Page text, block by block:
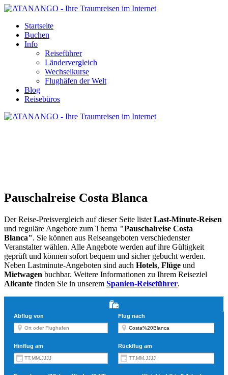
Startseite
Buchen
Info
Reiseführer
Ländervergleich
Wechselkurse
Flughäfen der Welt
Blog
Reisebüros
Pauschalreise Costa Blanca
Der Reise-Preisvergleich auf dieser Seite listet Last-Minute-Reisen
und reguläre Angebote zum Thema "Pauschalreise Costa
Blanca". Sie können aus Reiseangeboten verschiedenster
Veranstalter wählen. Alle Angebote werden auf ihre Gültigkeit
geprüft und können sofort bequem und sicher gebucht werden.
Neben Lastminute-Angeboten sind auch Hotels, Flüge und
Mietwagen buchbar. Weitere Informationen zu Ihrem Reiseziel
Alicante finden Sie in unserem Spanien-Reiseführer.